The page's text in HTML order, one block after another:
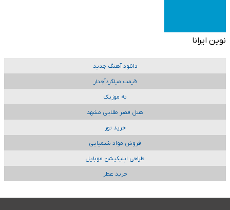
نوین ایرانا
دانلود آهنگ جدید
قیمت میلگردآجدار
به موزیک
هتل قصر طلایی مشهد
خرید تور
فروش مواد شیمیایی
طراحی اپلیکیشن موبایل
خرید عطر